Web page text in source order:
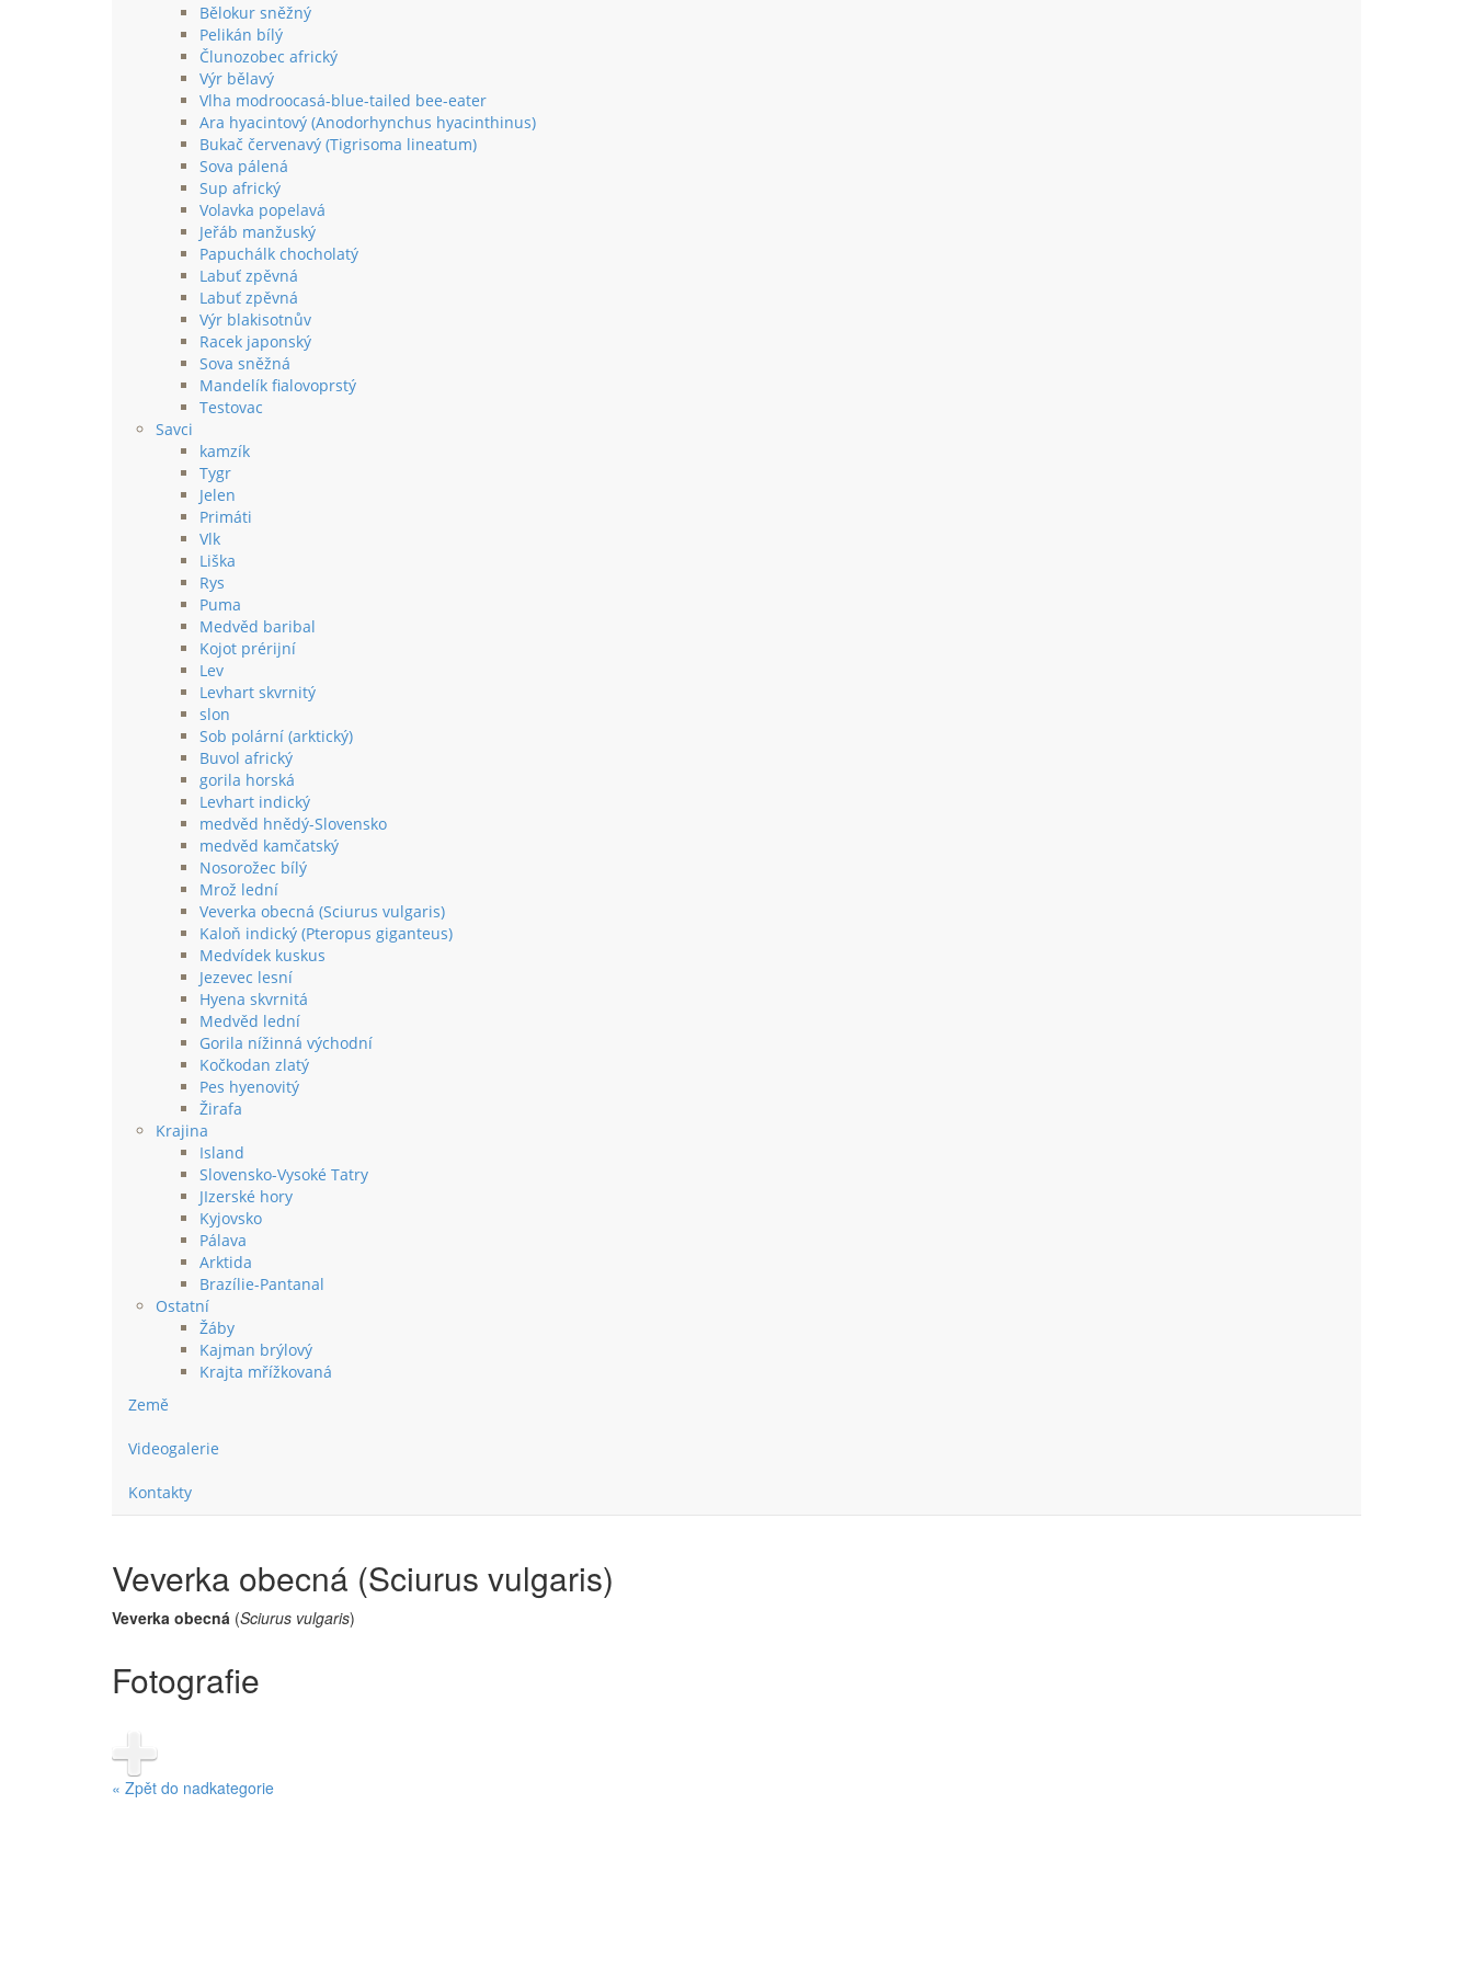
Bělokur sněžný
Pelikán bílý
Člunozobec africký
Výr bělavý
Vlha modroocasá-blue-tailed bee-eater
Ara hyacintový (Anodorhynchus hyacinthinus)
Bukač červenavý (Tigrisoma lineatum)
Sova pálená
Sup africký
Volavka popelavá
Jeřáb manžuský
Papuchálk chocholatý
Labuť zpěvná
Labuť zpěvná
Výr blakisotnův
Racek japonský
Sova sněžná
Mandelík fialovoprstý
Testovac
Savci
kamzík
Tygr
Jelen
Primáti
Vlk
Liška
Rys
Puma
Medvěd baribal
Kojot prérijní
Lev
Levhart skvrnitý
slon
Sob polární (arktický)
Buvol africký
gorila horská
Levhart indický
medvěd hnědý-Slovensko
medvěd kamčatský
Nosorožec bílý
Mrož lední
Veverka obecná (Sciurus vulgaris)
Kaloň indický (Pteropus giganteus)
Medvídek kuskus
Jezevec lesní
Hyena skvrnitá
Medvěd lední
Gorila nížinná východní
Kočkodan zlatý
Pes hyenovitý
Žirafa
Krajina
Island
Slovensko-Vysoké Tatry
JIzerské hory
Kyjovsko
Pálava
Arktida
Brazílie-Pantanal
Ostatní
Žáby
Kajman brýlový
Krajta mřížkovaná
Země
Videogalerie
Kontakty
Veverka obecná (Sciurus vulgaris)
Veverka obecná (Sciurus vulgaris)
Fotografie
« Zpět do nadkategorie